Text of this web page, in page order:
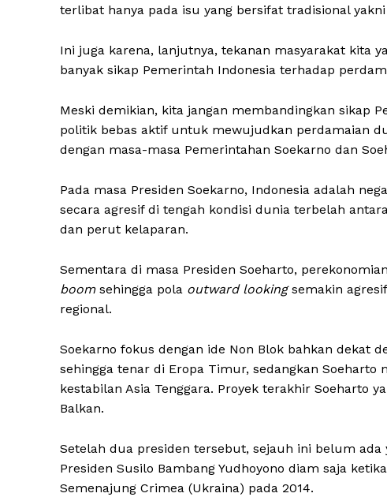
terlibat hanya pada isu yang bersifat tradisional yakni
Ini juga karena, lanjutnya, tekanan masyarakat kita
banyak sikap Pemerintah Indonesia terhadap
Meski demikian, kita jangan membandingkan sikap
politik bebas aktif untuk mewujudkan perdamaian
dengan masa-masa Pemerintahan Soekarno dan
Pada masa Presiden Soekarno, Indonesia adalah
secara agresif di tengah kondisi dunia terbelah
dan perut kelaparan.
Sementara di masa Presiden Soeharto,
boomsehingga pola outward lookingsemakin
regional.
Soekarno fokus dengan ide Non Blok bahkan dekat
sehingga tenar di Eropa Timur, sedangkan Soeharto
kestabilan Asia Tenggara. Proyek terakhir Soeharto
Balkan.
Setelah dua presiden tersebut, sejauh ini belum
Presiden Susilo Bambang Yudhoyono diam saja
Semenajung Crimea (Ukraina) pada 2014.